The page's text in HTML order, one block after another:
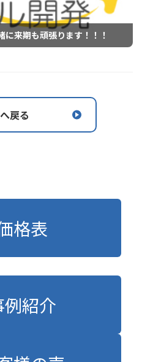
来期も頑張ります！！！
戻る
格表
例紹介